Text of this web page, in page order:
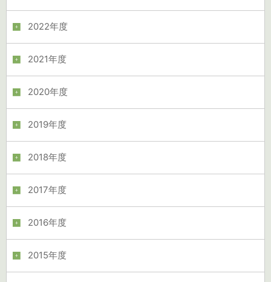
2022年度
2021年度
2020年度
2019年度
2018年度
2017年度
2016年度
2015年度